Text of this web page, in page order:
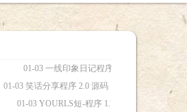
01-03 一线印象日记程序 2.0 源码，一线印
01-03 笑话分享程序 2.0 源码，笑话分享程序 2.0
01-03 YOURLS短-程序 1.7 源码，YOURLS